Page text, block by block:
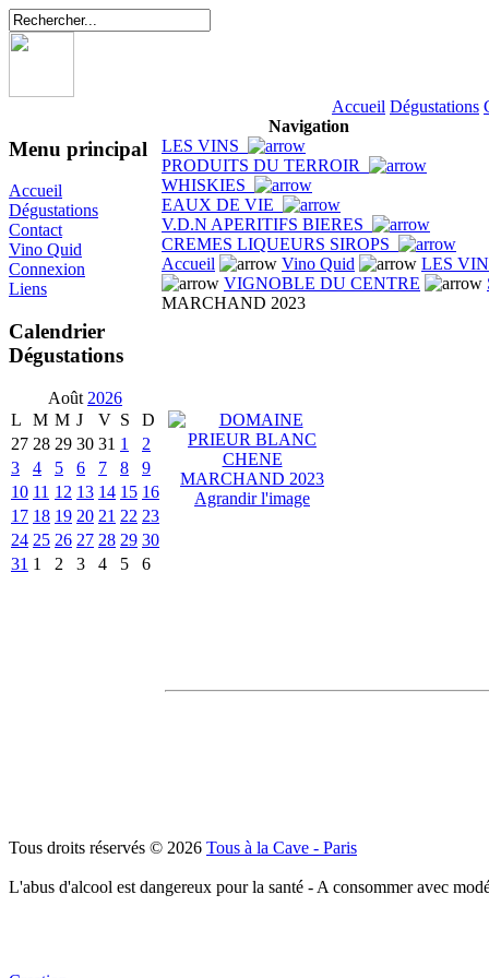
Accueil Dégustations
Menu principal
Accueil
Dégustations
Contact
Vino Quid
Connexion
Liens
Calendrier
Dégustations
Août 2026
L
M M J V S
D
27 28 29 30 31 1
2
3
4 5 6 7 8
9
10 11 12 13 14 15 16
17 18 19 20 21 22 23
24 25 26 27 28 29 30
31 1 2 3 4 5 6
Navigation
LES VINS
PRODUITS DU TERROIR
WHISKIES
EAUX DE VIE
V.D.N APERITIFS BIERES
CREMES LIQUEURS SIROPS
Accueil
Vino Quid
LES
VIGNOBLE DU CENTRE
MARCHAND 2023
Agrandir l'image
Tous droits réservés © 2026 Tous à la Cave - Paris
L'abus d'alcool est dangereux pour la santé - A consommer avec